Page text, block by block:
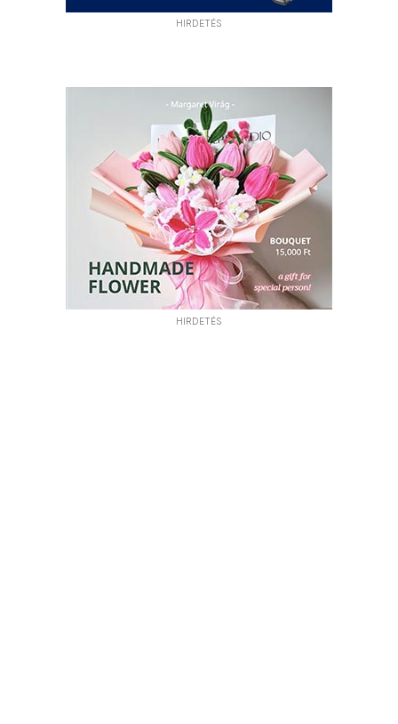
HIRDETÉS
HIRDETÉS